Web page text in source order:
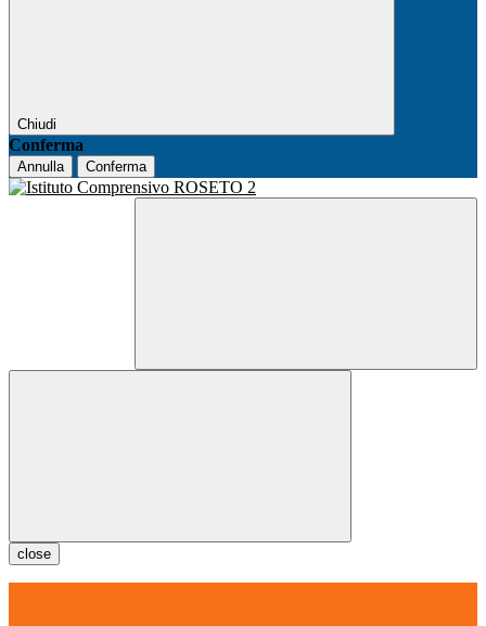
Chiudi
Conferma
Annulla Conferma
close